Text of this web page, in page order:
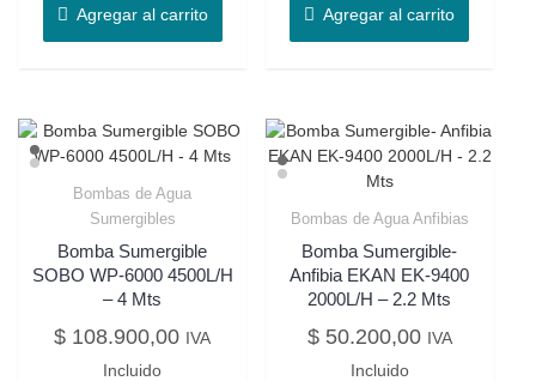
Agregar al carrito Agregar al carrito
Bombas de Agua
Sumergibles
Bomba Sumergible
SOBO WP-6000 4500L/H
– 4 Mts
$ 108.900,00 IVA
Incluido
Bombas de Agua Anfibias
Bomba Sumergible-
Anfibia EKAN EK-9400
2000L/H – 2.2 Mts
$50.200,00 IVA
Incluido